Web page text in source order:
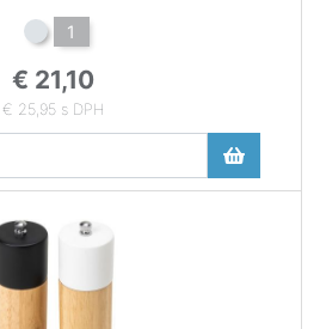
1
€ 21,10
€ 25,95 s DPH